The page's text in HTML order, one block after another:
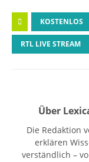
KOSTENLOS
RTL LIVE STREAM
Über
Die Redaktion
erklären
verständlich –